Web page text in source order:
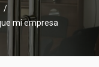
mi empresa